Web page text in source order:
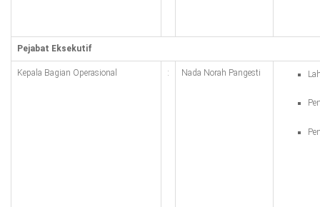
Pejabat Eksekutif
Kepala Bagian Operasional : Nada Norah Pangesti